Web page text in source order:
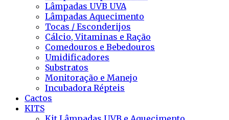
Lâmpadas UVB UVA
Lâmpadas Aquecimento
Tocas / Esconderijos
Cálcio, Vitaminas e Ração
Comedouros e Bebedouros
Umidificadores
Substratos
Monitoração e Manejo
Incubadora Répteis
Cactos
KITS